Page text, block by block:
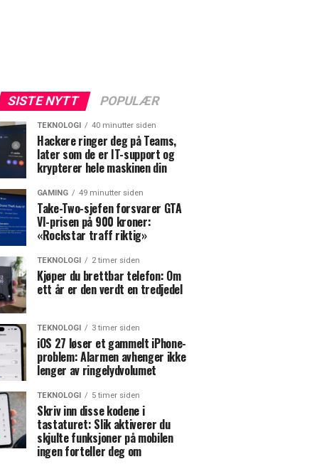
SISTE NYTT POPULÆR
TEKNOLOGI 40 minutter siden
Hackere ringer deg på Teams,
later som de er IT-support og
krypterer hele maskinen din
GAMING 49 minutter siden
Take-Two-sjefen forsvarer GTA
VI-prisen på 900 kroner:
«Rockstar traff riktig»
TEKNOLOGI 2 timer siden
Kjøper du brettbar telefon: Om
ett år er den verdt en tredjedel
TEKNOLOGI 3 timer siden
iOS 27 løser et gammelt iPhone-
problem: Alarmen avhenger ikke
lenger av ringelydvolumet
TEKNOLOGI 5 timer siden
Skriv inn disse kodene i
tastaturet: Slik aktiverer du
skjulte funksjoner på mobilen
ingen forteller deg om